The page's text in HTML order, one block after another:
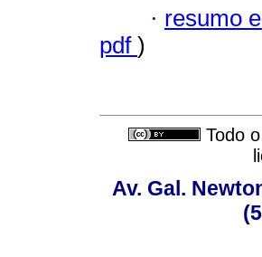
· resumo
pdf )
Todo
Av. Gal.